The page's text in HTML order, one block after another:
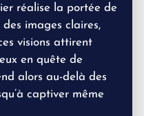
réalise la portée de
des images claires,
visions attirent
en quête de
alors au-delà des
captiver même